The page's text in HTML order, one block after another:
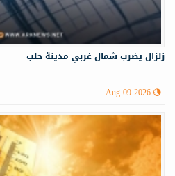
زلزال يضرب شمال غربي ‏مدينة حلب
Aug 09 2026